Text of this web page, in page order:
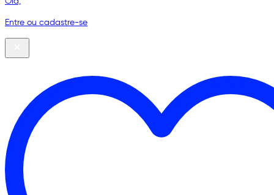
Entre ou cadastre-se